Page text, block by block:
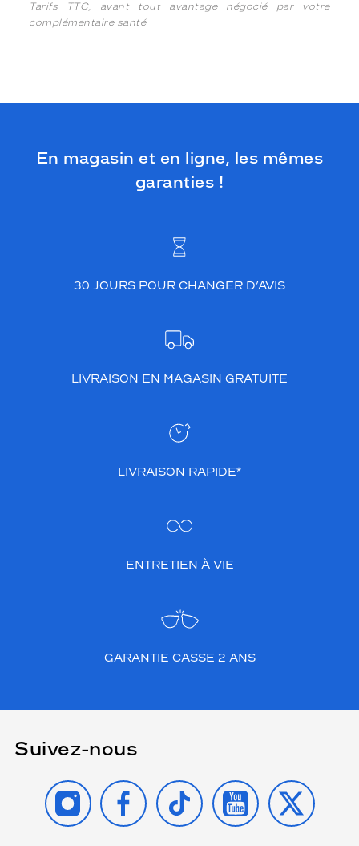
Tarifs TTC, avant tout avantage négocié par votre
complémentaire santé
En magasin et en ligne, les mêmes
garanties !
30 JOURS POUR CHANGER D’AVIS
LIVRAISON EN MAGASIN GRATUITE
LIVRAISON RAPIDE*
ENTRETIEN À VIE
GARANTIE CASSE 2 ANS
Suivez-nous
INSTAGRAMFACEBOOK
TIKTOK YOUTUBE
X